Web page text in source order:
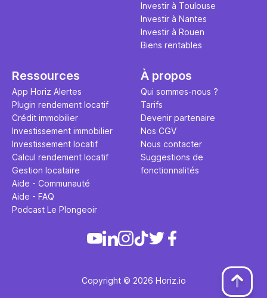
Investir à Toulouse
Investir à Nantes
Investir à Rouen
Biens rentables
Ressources
App Horiz Alertes
Plugin rendement locatif
Crédit immobilier
Investissement immobilier
Investissement locatif
Calcul rendement locatif
Gestion locataire
Aide - Communauté
Aide - FAQ
Podcast Le Plongeoir
À propos
Qui sommes-nous ?
Tarifs
Devenir partenaire
Nos CGV
Nous contacter
Suggestions de
fonctionnalités
Copyright © 2026 Horiz.io